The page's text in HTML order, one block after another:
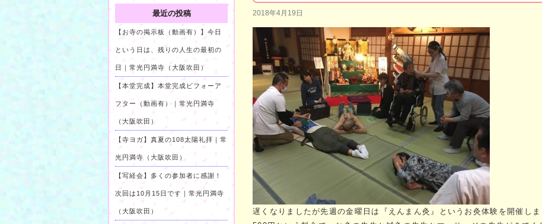
2018年4月19日
遅くなりましたが先週の金曜日は『えんまん灸』というお灸体験を開催しま
最近の投稿
【お寺の掲示板（動画有）】今日
という日は、残りの人生の最初の
日｜常光円満寺（大阪吹田）
【本堂完成】本堂完成ビフォーア
フター（動画有）｜常光円満寺
（大阪吹田）
【寺ヨガ】真夏の108太陽礼拝｜常
光円満寺（大阪吹田）
【写経会】多くの参加者に感謝！
次回は10月15日です｜常光円満寺
（大阪吹田）